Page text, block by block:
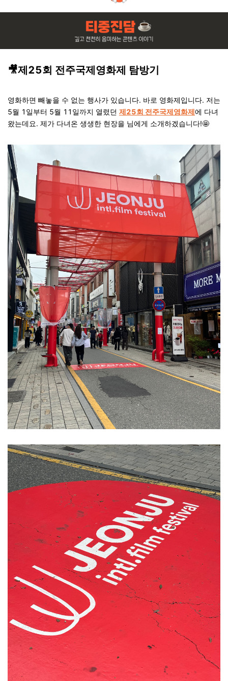
🎥제25회 전주국제영화제 탐방기
영화하면 빼놓을 수 없는 행사가 있습니다. 바로 영화제입니다. 저는
5월 1일부터 5월 11일까지 열렸던 제25회 전주국제영화제에 다녀
왔는데요. 제가 다녀온 생생한 현장을 님에게 소개하겠습니다!🤩